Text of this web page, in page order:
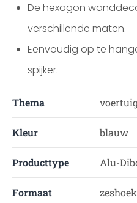
De hexagon
verschillende maten.
Eenvoudig op te
spijker.
Thema
Kleur blauw
Producttype Alu-
Formaat